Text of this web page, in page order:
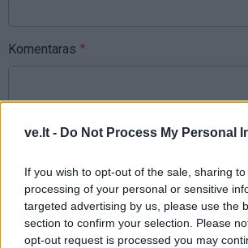
ve.lt - Do Not Process My Personal
If you wish to opt-out of the sale, sharing
processing of your personal or sensitive
targeted advertising by us, please use the
section to confirm your selection. Please
opt-out request is processed you may
Komentaras
Sutinku sutaisyklėmis
This site is
reCAPTCHA